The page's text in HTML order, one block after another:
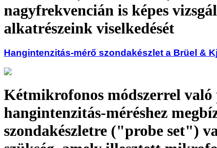
nagyfrekvencián is képes
alkatrészeink viselkedését
Hangintenzitás-mérő szondakészlet a Brüel &
Kétmikrofonos módszerrel való
hangintenzitás-méréshez
szondakészletre ("probe set")